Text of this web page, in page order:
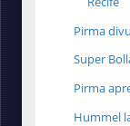
Pirma
Super
Pirma
Hummel